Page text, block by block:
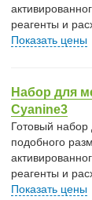
реагенты и
Показать цены
Набор для
Cyanine3
Готовый набор
подобного
реагенты и
Показать цены